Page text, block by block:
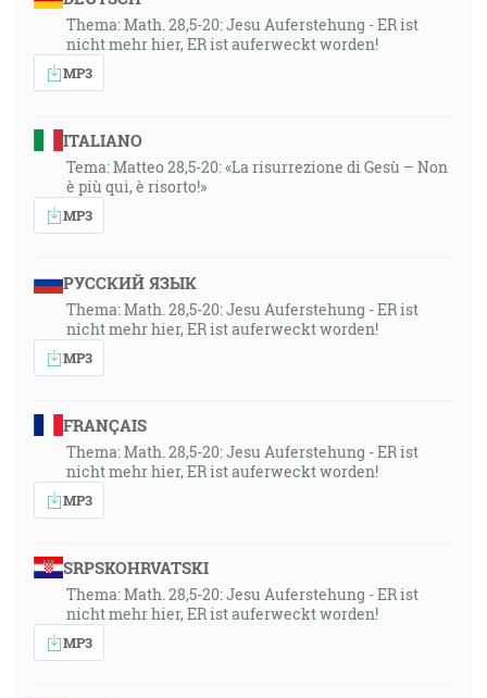
Thema: Math. 28,5-20: Jesu Auferstehung - ER ist
nicht mehr hier, ER ist auferweckt worden!
MP3
ITALIANO
Tema: Matteo 28,5-20: «La risurrezione di Gesù – Non
è più qui, è risorto!»
MP3
РУССКИЙ ЯЗЫК
Thema: Math. 28,5-20: Jesu Auferstehung - ER ist
nicht mehr hier, ER ist auferweckt worden!
MP3
FRANÇAIS
Thema: Math. 28,5-20: Jesu Auferstehung - ER ist
nicht mehr hier, ER ist auferweckt worden!
MP3
SRPSKOHRVATSKI
Thema: Math. 28,5-20: Jesu Auferstehung - ER ist
nicht mehr hier, ER ist auferweckt worden!
MP3